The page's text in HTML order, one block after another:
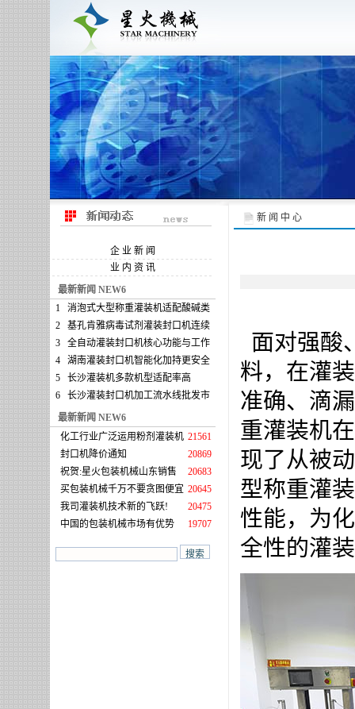
企 业 新 闻
业 内 资 讯
最新新闻 NEW6
1
消泡式大型称重灌装机适配酸碱类
2
基孔肯雅病毒试剂灌装封口机连续
3
全自动灌装封口机核心功能与工作
4
湖南灌装封口机智能化加持更安全
5
长沙灌装机多款机型适配率高
6
长沙灌装封口机加工流水线批发市
最新新闻 NEW6
化工行业广泛运用粉剂灌装机 21561
封口机降价通知
20869
祝贺:星火包装机械山东销售
20683
买包装机械千万不要贪图便宜 20645
我司灌装机技术新的飞跃!
20475
中国的包装机械市场有优势
19707
新 闻 中 心
面对强酸
料，在灌
准确、滴
重灌装机
现了从被
型称重灌
性能，为
全性的灌